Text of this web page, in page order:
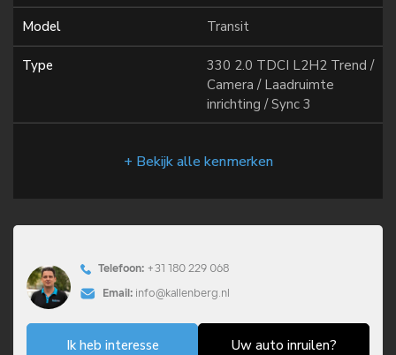
Model Transit
Type
330 2.0 TDCI L2H2 Trend /
Camera / Laadruimte
inrichting / Sync 3
+ Bekijk alle kenmerken
Telefoon: +31 180 229 068
Email: info@kallenberg.nl
Ik heb interesse Uw auto inruilen?